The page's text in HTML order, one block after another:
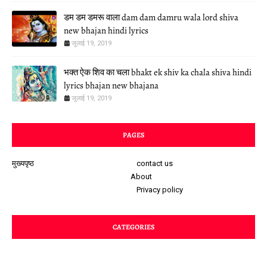
डम डम डमरू वाला dam dam damru wala lord shiva
new bhajan hindi lyrics
जुलाई 19, 2019
भक्त ऐक शिव का चला bhakt ek shiv ka chala shiva hindi
lyrics bhajan new bhajana
जुलाई 19, 2019
PAGES
मुख्यपृष्ठ
contact us
About
Privacy policy
CATEGORIES